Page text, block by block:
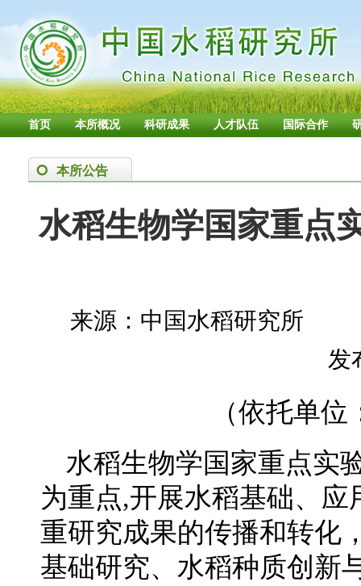
首页 本所概况 科研成果 人才队伍 国际合作
本所公告
水稻生物学国家重点
来源：中国水稻研究所
发
（依托单
水稻生物学国家重点实
为重点,开展水稻基础、
重研究成果的传播和转化
基础研究、水稻种质创新